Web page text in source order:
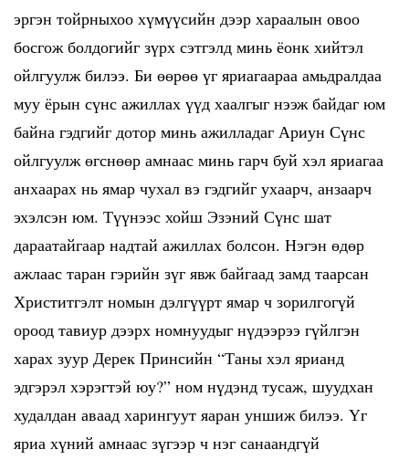
эргэн тойрныхоо хүмүүсийн дээр хараалын овоо
босгож болдогийг зүрх сэтгэлд минь ёонк хийтэл
ойлгуулж билээ. Би өөрөө үг яриагаараа амьдралдаа
муу ёрын сүнс ажиллах үүд хаалгыг нээж байдаг юм
байна гэдгийг дотор минь ажилладаг Ариун Сүнс
ойлгуулж өгснөөр амнаас минь гарч буй хэл яриагаа
анхаарах нь ямар чухал вэ гэдгийг ухаарч, анзаарч
эхэлсэн юм. Түүнээс хойш Эзэний Сүнс шат
дараатайгаар надтай ажиллах болсон. Нэгэн өдөр
ажлаас таран гэрийн зүг явж байгаад замд таарсан
Христитгэлт номын дэлгүүрт ямар ч зорилгогүй
ороод тавиур дээрх номнуудыг нүдээрээ гүйлгэн
харах зуур Дерек Принсийн “Таны хэл ярианд
эдгэрэл хэрэгтэй юу?” ном нүдэнд тусаж, шуудхан
худалдан аваад харингуут яаран уншиж билээ. Үг
яриа хүний амнаас зүгээр ч нэг санаандгүй